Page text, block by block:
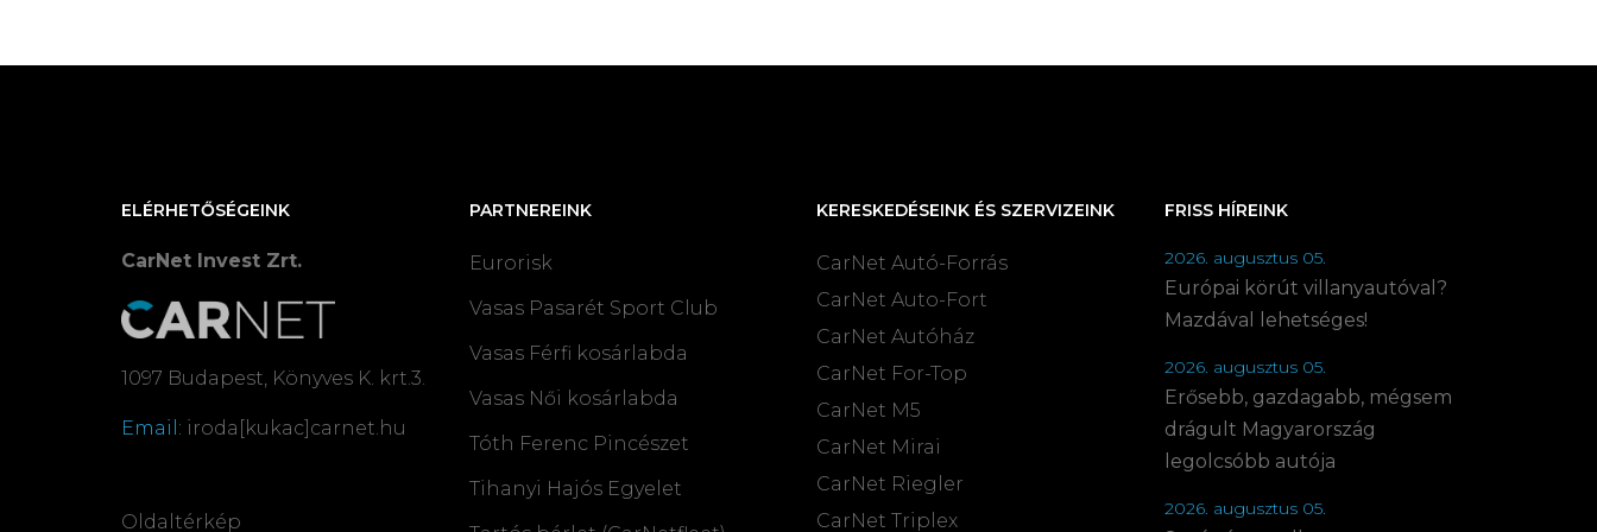
ELÉRHETŐSÉGEINK
CarNet Invest Zrt.
1097 Budapest, Könyves K. krt.3.
Email: iroda[kukac]carnet.hu
Oldaltérkép
PARTNEREINK
Eurorisk
Vasas Pasarét Sport Club
Vasas Férfi kosárlabda
Vasas Női kosárlabda
Tóth Ferenc Pincészet
Tihanyi Hajós Egyelet
KERESKEDÉSEINK ÉS SZERVIZEINK
CarNet Autó-Forrás
CarNet Auto-Fort
CarNet Autóház
CarNet For-Top
CarNet M5
CarNet Mirai
CarNet Riegler
CarNet Triplex
FRISS HÍREINK
2026. augusztus 05.
Európai körút villanyautóval?
Mazdával lehetséges!
2026. augusztus 05.
Erősebb, gazdagabb, mégsem
drágult Magyarország
legolcsóbb autója
2026. augusztus 05.